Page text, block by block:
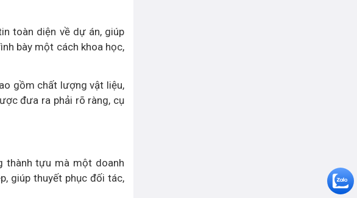
toàn diện về dự án, giúp
bày một cách khoa học,
gồm chất lượng vật liệu,
đưa ra phải rõ ràng, cụ
thành tựu mà một doanh
giúp thuyết phục đối tác,